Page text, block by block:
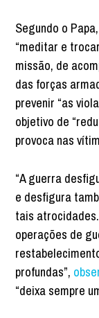
Segundo o
“meditar e
missão, de
das forças
prevenir “as
objetivo de
provoca nas
“A guerra
e desfigura
tais
operações de
profundas”,
“deixa sempre